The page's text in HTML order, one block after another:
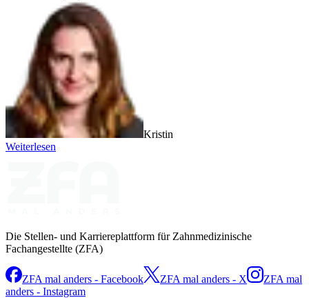
Kristin
Weiterlesen
Die Stellen- und Karriereplattform für Zahnmedizinische
Fachangestellte (ZFA)
ZFA mal anders - Facebook ZFA mal anders - X
ZFA mal
anders - Instagram